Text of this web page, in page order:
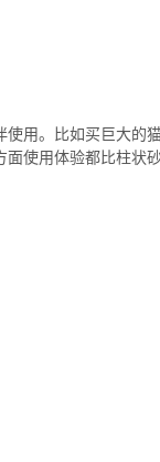
使用。比如买巨大的猫
使用体验都比柱状砂